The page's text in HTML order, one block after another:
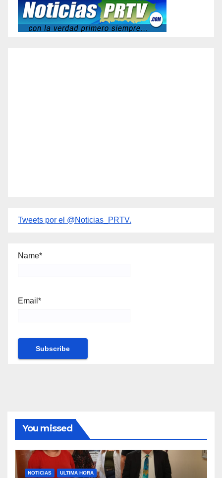
Tweets por el @Noticias_PRTV.
Name*
Email*
You missed
NOTICIAS ULTIMA HORA